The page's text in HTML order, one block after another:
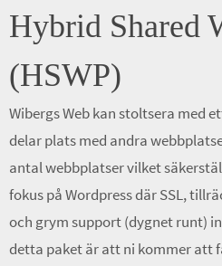
Hybrid Shared
(HSWP)
Wibergs Web kan stoltsera med
delar plats med andra
antal webbplatser vilket
fokus på Wordpress där SSL,
och grym support (dygnet runt)
detta paket är att ni kommer att